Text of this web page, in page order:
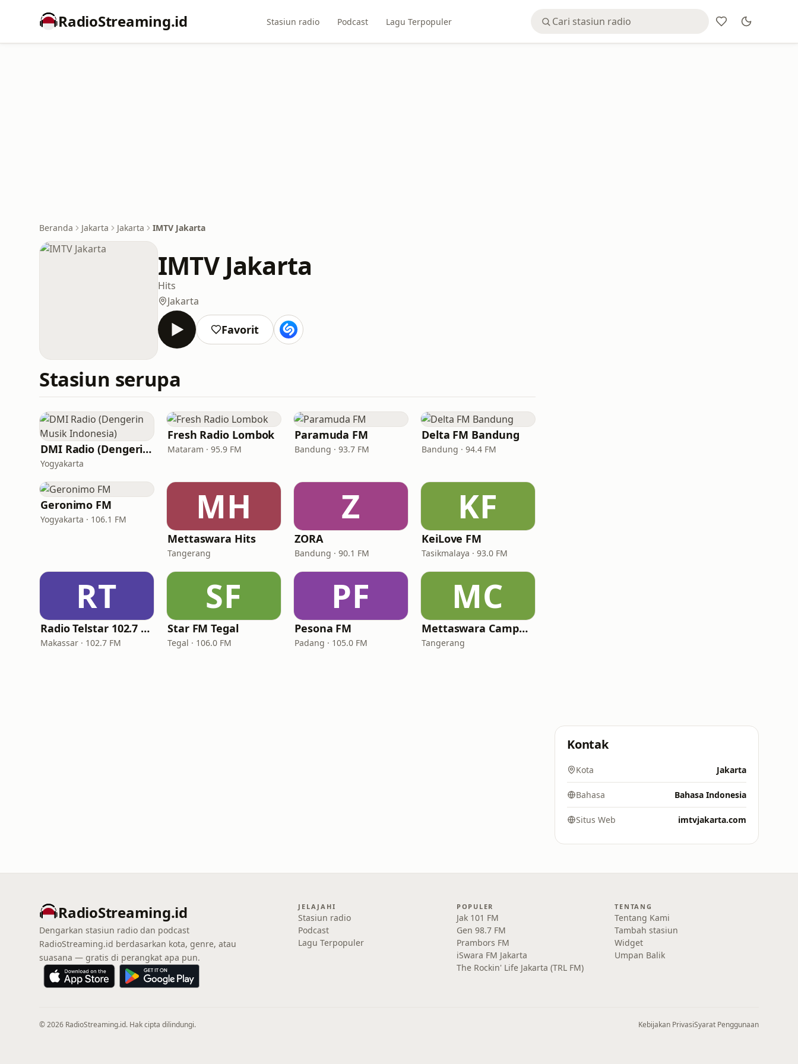
RadioStreaming.id Stasiun radio Podcast Lagu Terpopuler
Beranda Jakarta Jakarta IMTV Jakarta
IMTV Jakarta
Hits
Jakarta
Favorit
Stasiun serupa
DMI Radio (Dengerin Musik Indonesia)
Yogyakarta
Fresh Radio Lombok
Mataram · 95.9 FM
Paramuda FM
Bandung · 93.7 FM
Delta FM Bandung
Bandung · 94.4 FM
Geronimo FM
Yogyakarta · 106.1 FM MH
Mettaswara Hits
Tangerang
Z
ZORA
Bandung · 90.1 FM
KF
KeiLove FM
Tasikmalaya · 93.0 FM
RT
Radio Telstar 102.7 FM
Makassar · 102.7 FM
SF
Star FM Tegal
Tegal · 106.0 FM
PF
Pesona FM
Padang · 105.0 FM
MC
Mettaswara Campursari
Tangerang
Kontak
Kota Jakarta
Bahasa Bahasa Indonesia
Situs Web imtvjakarta.com
RadioStreaming.id
Dengarkan stasiun radio dan podcast
RadioStreaming.id berdasarkan kota, genre, atau
suasana — gratis di perangkat apa pun.
JELAJAHI
Stasiun radio
Podcast
Lagu Terpopuler
POPULER
Jak 101 FM
Gen 98.7 FM
Prambors FM
iSwara FM Jakarta
The Rockin' Life Jakarta (TRL FM)
TENTANG
Tentang Kami
Tambah stasiun
Widget
Umpan Balik
© 2026 RadioStreaming.id. Hak cipta dilindungi. Kebijakan PrivasiSyarat Penggunaan